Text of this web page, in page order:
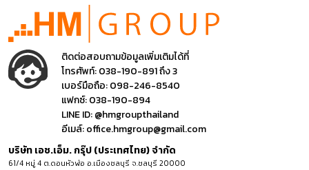
ติดต่อสอบถามข้อมูลเพิ่มเติมได้ที่
โทรศัพท์:038-190-891 ถึง 3
เบอร์มือถือ:098-246-8540
แฟกซ์:038-190-894
LINE ID:@hmgroupthailand
อีเมล์:office.hmgroup@gmail.com
บริษัท เอช.เอ็ม. กรุ๊ป (ประเทศไทย) จำกัด
61/4 หมู่ 4 ต.ดอนหัวฬ่อ อ.เมืองชลบุรี จ.ชลบุรี 20000